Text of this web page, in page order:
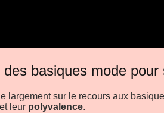
basiques mode
largement sur le recours aux
et leur polyvalence.